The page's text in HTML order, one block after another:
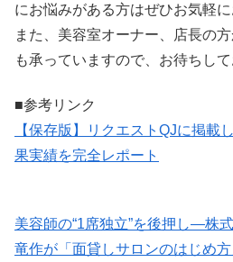
にお悩みがある方はぜひお気軽
また、美容室オーナー、店長の
も承っていますので、お待ちして
■参考リンク
【保存版】リクエストQJに掲載
果実績を完全レポート
美容師の“1席独立”を後押し—株
竜作が「面貸しサロンのはじめ